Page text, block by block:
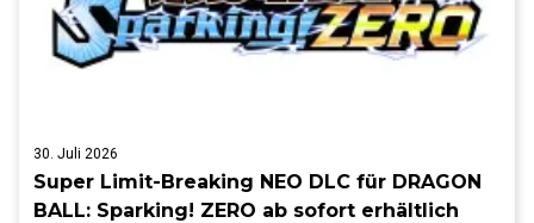
30. Juli 2026
Super Limit-Breaking NEO DLC für DRAGON
BALL: Sparking! ZERO ab sofort erhältlich